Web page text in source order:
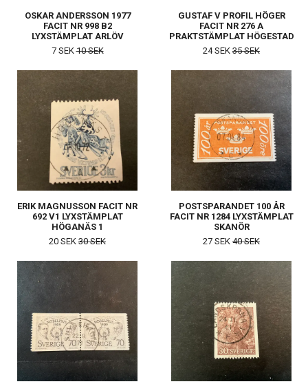
OSKAR ANDERSSON 1977
FACIT NR 998 B2
LYXSTÄMPLAT ARLÖV
7 SEK10 SEK
GUSTAF V PROFIL HÖGER
FACIT NR 276 A
PRAKTSTÄMPLAT HÖGESTAD
24 SEK 35 SEK
ERIK MAGNUSSON FACIT NR
692 V1 LYXSTÄMPLAT
HÖGANÄS 1
20 SEK 30 SEK
POSTSPARANDET 100 ÅR
FACIT NR 1284 LYXSTÄMPLAT
SKANÖR
27 SEK 40 SEK